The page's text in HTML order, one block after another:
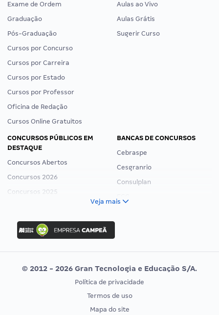
Exame de Ordem
Graduação
Pós-Graduação
Cursos por Concurso
Cursos por Carreira
Cursos por Estado
Cursos por Professor
Oficina de Redação
Cursos Online Gratuitos
Aulas ao Vivo
Aulas Grátis
Sugerir Curso
CONCURSOS PÚBLICOS EM
DESTAQUE
Concursos Abertos
Concursos 2026
Concursos 2025
Concurso Ibama
Concurso MPU
Editais publicados
BANCAS DE CONCURSOS
Cebraspe
Cesgranrio
Consulplan
Vunesp
CONCURSOS POR PROFISSÃO
EXAME DE ORDEM
Veja mais
© 2012 - 2026 Gran Tecnologia e Educação S/A.
Política de privacidade
Termos de uso
Mapa do site